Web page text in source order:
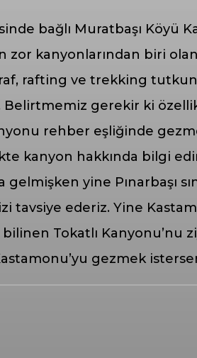
bağlı Muratbaşı
zor kanyonlarından biri
rafting ve trekking
Belirtmemiz gerekir ki
rehber eşliğinde
kanyon hakkında bilgi
yine Pınarbaşı
tavsiye ederiz. Yine
Tokatlı Kanyonu’nu
gezmek